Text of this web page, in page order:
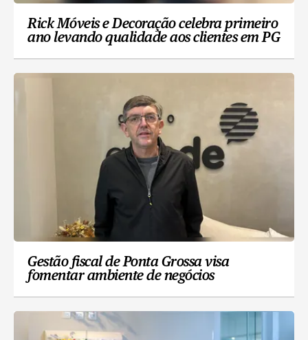
Rick Móveis e Decoração celebra primeiro
ano levando qualidade aos clientes em PG
Gestão fiscal de Ponta Grossa visa
fomentar ambiente de negócios